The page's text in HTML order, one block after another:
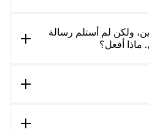
ولكن لم أستلم رسالة
ماذا أفعل؟